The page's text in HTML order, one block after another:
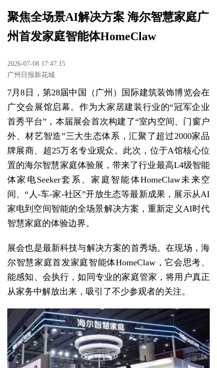
​聚焦全场景AI解决方案 海尔智慧家庭广
州首发家庭智能体HomeClaw
2026-07-08 17:47:15
广州日报新花城
7月8日，第28届中国（广州）国际建筑装饰博览会在
广交会展馆启幕。作为大家居建装行业的“冠军企业
首秀平台”，本届展会首次构建了“室内空间、门窗户
外、材艺智造”三大生态体系，汇聚了超过2000家品
牌展商、超25万名专业观众。此次，位于A馆核心位
置的海尔智慧家庭体验展，带来了行业最高L4级智能
体家电Seeker套系、家庭智能体HomeClaw未来空
间、“人-车-家-社区”开放生态等最新成果，展示从AI
家电到空间智能的全场景解决方案，重新定义AI时代
智慧家庭的体验边界。
展会也是最新科技与解决方案的首秀场。在现场，海
尔智慧家庭首发家庭智能体HomeClaw，它会思考、
能感知、会执行，如同专业的家庭管家，将用户真正
从家务中解放出来，吸引了不少参观者的关注。